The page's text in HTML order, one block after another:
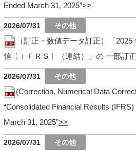
Ended March 31, 2025”
2026/07/31
（訂正・数値データ訂正）「
信〔ＩＦＲＳ〕（連結）」の 一部訂
2026/07/31
(Correction, Numerical Data
“Consolidated Financial Results
March 31, 2025”
2026/07/31